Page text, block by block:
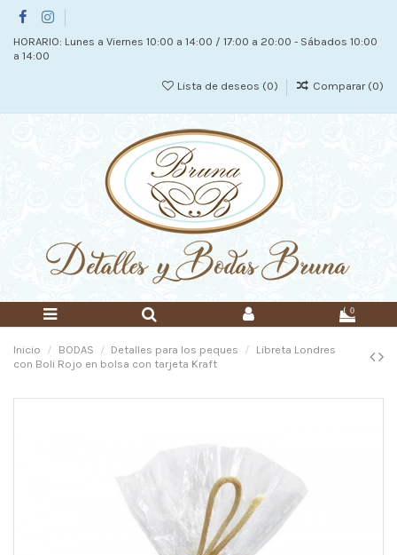
HORARIO: Lunes a Viernes 10:00 a 14:00 / 17:00 a 20:00 - Sábados 10:00
a 14:00
Lista de deseos (0) Comparar (0)
0
Inicio BODAS Detalles para los peques
Libreta Londres
con Boli Rojo en bolsa con tarjeta Kraft